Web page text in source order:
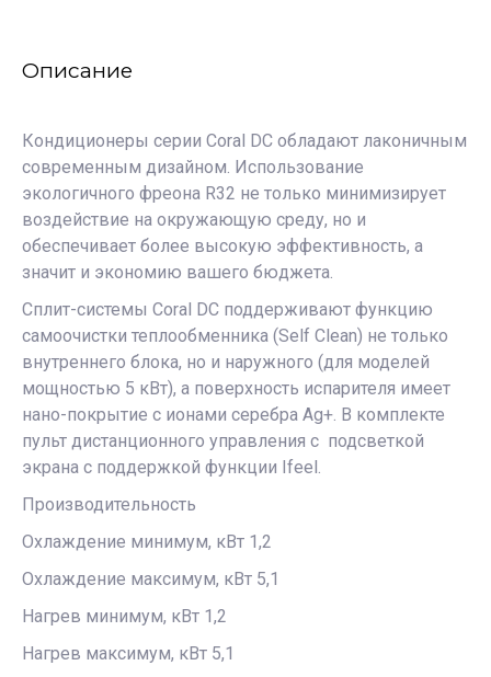
Описание
Кондиционеры серии Coral DC обладают лаконичным
современным дизайном. Использование
экологичного фреона R32 не только минимизирует
воздействие на окружающую среду, но и
обеспечивает более высокую эффективность, а
значит и экономию вашего бюджета.
Сплит-системы Coral DC поддерживают функцию
самоочистки теплообменника (Self Clean) не только
внутреннего блока, но и наружного (для моделей
мощностью 5 кВт), а поверхность испарителя имеет
нано-покрытие с ионами серебра Ag+. В комплекте
пульт дистанционного управления с подсветкой
экрана с поддержкой функции Ifeel.
Производительность
Охлаждение минимум, кВт 1,2
Охлаждение максимум, кВт 5,1
Нагрев минимум, кВт 1,2
Нагрев максимум, кВт 5,1